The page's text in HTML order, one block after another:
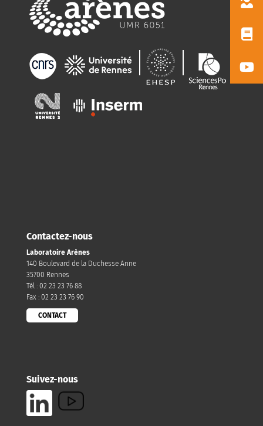
Contactez-nous
Laboratoire Arènes
140 Boulevard de la Duchesse Anne
35700 Rennes
Tél : 02 23 23 76 88
Fax : 02 23 23 76 90
CONTACT
Suivez-nous